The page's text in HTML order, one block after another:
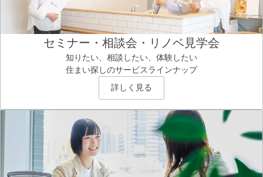
セミナー・相談会・リノベ見学会
知りたい、相談したい、体験したい
住まい探しのサービスラインナップ
詳しく見る